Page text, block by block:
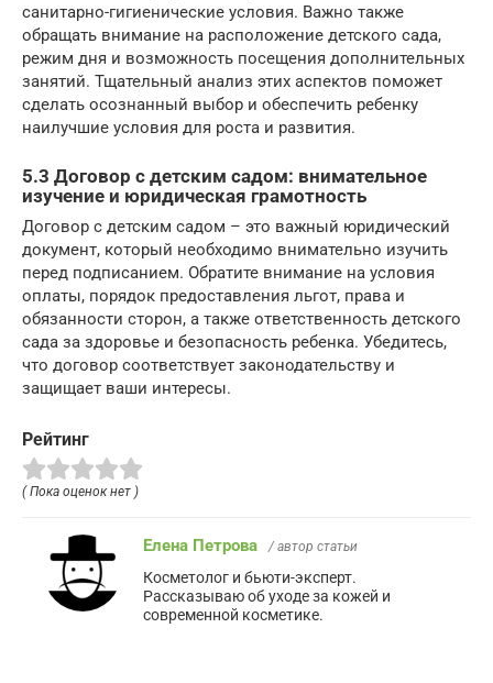
санитарно-гигиенические условия. Важно также
обращать внимание на расположение детского сада,
режим дня и возможность посещения дополнительных
занятий. Тщательный анализ этих аспектов поможет
сделать осознанный выбор и обеспечить ребенку
наилучшие условия для роста и развития.
5.3 Договор с детским садом: внимательное
изучение и юридическая грамотность
Договор с детским садом – это важный юридический
документ, который необходимо внимательно изучить
перед подписанием. Обратите внимание на условия
оплаты, порядок предоставления льгот, права и
обязанности сторон, а также ответственность детского
сада за здоровье и безопасность ребенка. Убедитесь,
что договор соответствует законодательству и
защищает ваши интересы.
Рейтинг
( Пока оценок нет )
Елена Петрова / автор статьи
Косметолог и бьюти-эксперт.
Рассказываю об уходе за кожей и
современной косметике.